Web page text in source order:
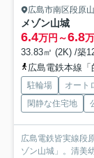
広島市南区段原
メゾン山城
6.4万円～6.8
33.83㎡ (2K) /築
広島電鉄本線
駐輪場 オート
閑静な住宅地
広島電鉄皆実線段
ゾン山城」。清美